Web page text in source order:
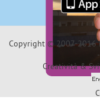
Copyright © 2007-2016
Creatività &